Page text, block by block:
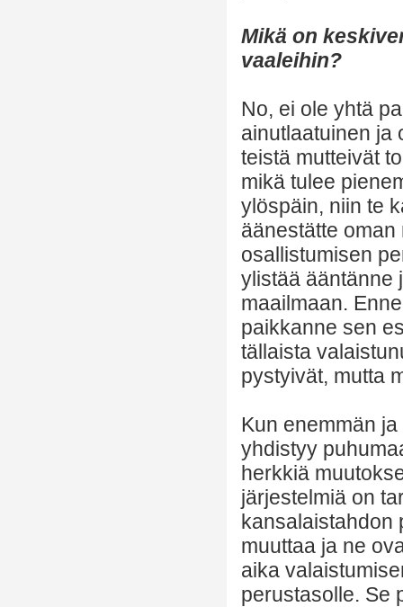
Mikä on
vaaleihin?
No, ei ole yhtä
ainutlaatuinen ja
teistä mutteivät
mikä tulee
ylöspäin, niin te
äänestätte
osallistumisen
ylistää ääntänne
maailmaan.
paikkanne sen
tällaista
pystyivät, mutta
Kun enemmän
yhdistyy
herkkiä
järjestelmiä on
kansalaistahdon
muuttaa ja ne
aika
perustasolle. Se